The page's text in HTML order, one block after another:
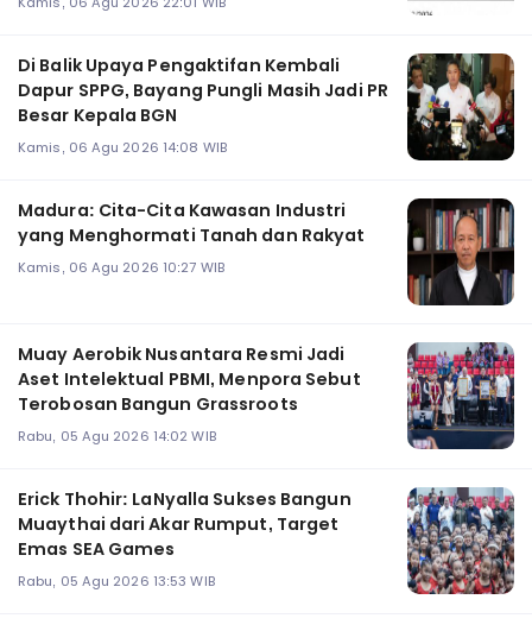
Di Balik Upaya Pengaktifan Kembali
Dapur SPPG, Bayang Pungli Masih Jadi PR
Besar Kepala BGN
Kamis, 06 Agu 2026 14:08 WIB
Madura: Cita-Cita Kawasan Industri
yang Menghormati Tanah dan Rakyat
Kamis, 06 Agu 2026 10:27 WIB
Muay Aerobik Nusantara Resmi Jadi
Aset Intelektual PBMI, Menpora Sebut
Terobosan Bangun Grassroots
Rabu, 05 Agu 2026 14:02 WIB
Erick Thohir: LaNyalla Sukses Bangun
Muaythai dari Akar Rumput, Target
Emas SEA Games
Rabu, 05 Agu 2026 13:53 WIB